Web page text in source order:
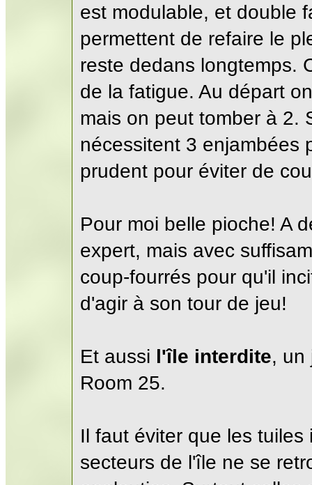
est modulable, et double
permettent de refaire le
reste dedans longtemps.
de la fatigue. Au départ
mais on peut tomber à 2.
nécessitent 3 enjambées
prudent pour éviter de
Pour moi belle pioche! A
expert, mais avec
coup-fourrés pour qu'il
d'agir à son tour de jeu!
Et aussi l'île interdite, un
Room 25.
Il faut éviter que les
secteurs de l'île ne se